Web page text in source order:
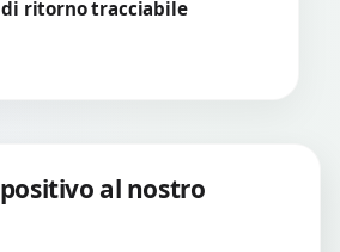
di ritorno tracciabile
al nostro